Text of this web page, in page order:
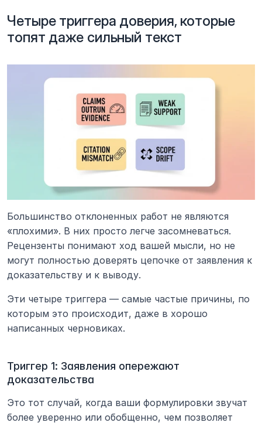
Четыре триггера доверия, которые
топят даже сильный текст
Большинство отклоненных работ не являются
«плохими». В них просто легче засомневаться.
Рецензенты понимают ход вашей мысли, но не
могут полностью доверять цепочке от заявления к
доказательству и к выводу.
Эти четыре триггера — самые частые причины, по
которым это происходит, даже в хорошо
написанных черновиках.
Триггер 1: Заявления опережают
доказательства
Это тот случай, когда ваши формулировки звучат
более уверенно или обобщенно, чем позволяет